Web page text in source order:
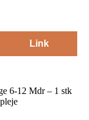
Link
6-12 Mdr – 1 stk